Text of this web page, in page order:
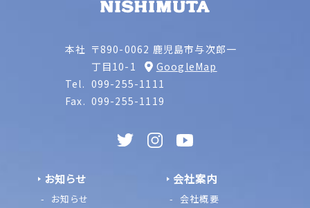
本社 〒890-0062 鹿児島市与次郎一
丁目10-1
GoogleMap
Tel. 099-255-1111
Fax. 099-255-1119
お知らせ
お知らせ
会社案内
会社概要